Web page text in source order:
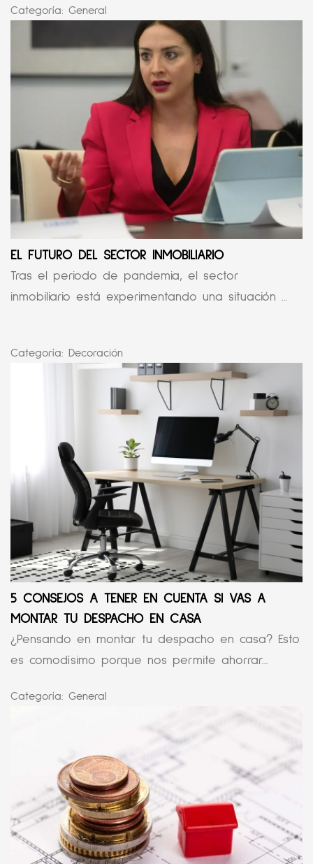
Categoría: General
EL FUTURO DEL SECTOR INMOBILIARIO
Tras el periodo de pandemia, el sector
inmobiliario está experimentando una situación ...
Categoría: Decoración
5 CONSEJOS A TENER EN CUENTA SI VAS A
MONTAR TU DESPACHO EN CASA
¿Pensando en montar tu despacho en casa? Esto
es comodísimo porque nos permite ahorrar...
Categoría: General